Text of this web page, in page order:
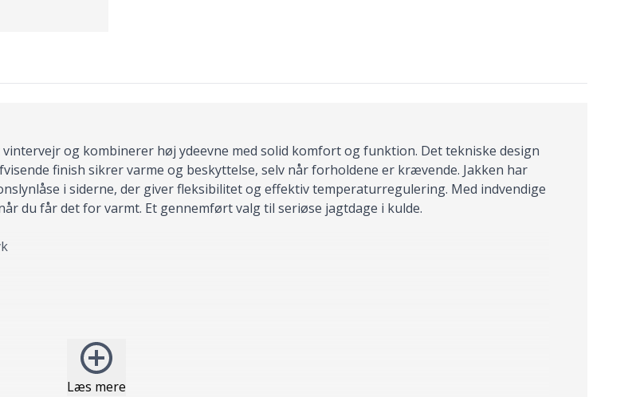
Læs mere
og kombinerer høj ydeevne med solid komfort og funktion. Det tekniske design
finish sikrer varme og beskyttelse, selv når forholdene er krævende. Jakken har
i siderne, der giver fleksibilitet og effektiv temperaturregulering. Med indvendige
du får det for varmt. Et gennemført valg til seriøse jagtdage i kulde.